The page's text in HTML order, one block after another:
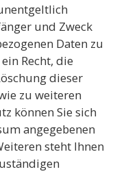
und Zweck
Daten zu
Recht, die
dieser
zu weiteren
können Sie sich
angegebenen
steht Ihnen